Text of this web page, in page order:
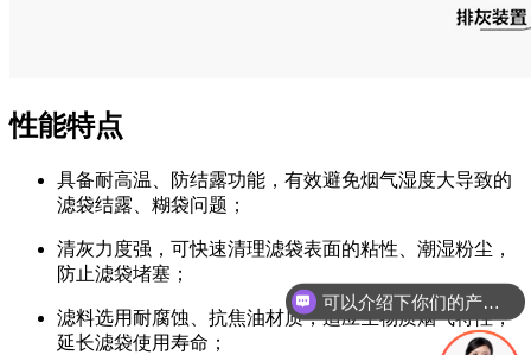
性能特点
具备耐高温、防结露功能，有效避免烟气湿度大导致的
滤袋结露、糊袋问题；
清灰力度强，可快速清理滤袋表面的粘性、潮湿粉尘，
防止滤袋堵塞；
滤料选用耐腐蚀、抗焦油材质，适应生物质烟气特性，
延长滤袋使用寿命；
可以介绍下你们的产品么
你们是怎么收费的呢